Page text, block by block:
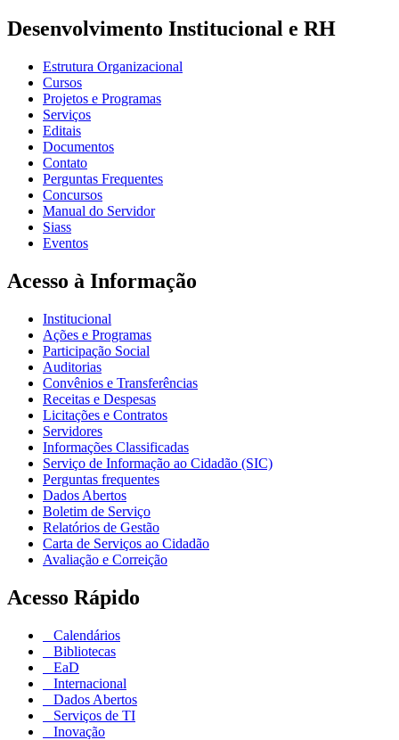
Desenvolvimento Institucional e RH
Estrutura Organizacional
Cursos
Projetos e Programas
Serviços
Editais
Documentos
Contato
Perguntas Frequentes
Concursos
Manual do Servidor
Siass
Eventos
Acesso à Informação
Institucional
Ações e Programas
Participação Social
Auditorias
Convênios e Transferências
Receitas e Despesas
Licitações e Contratos
Servidores
Informações Classificadas
Serviço de Informação ao Cidadão (SIC)
Perguntas frequentes
Dados Abertos
Boletim de Serviço
Relatórios de Gestão
Carta de Serviços ao Cidadão
Avaliação e Correição
Acesso Rápido
Calendários
Bibliotecas
EaD
Internacional
Dados Abertos
Serviços de TI
Inovação